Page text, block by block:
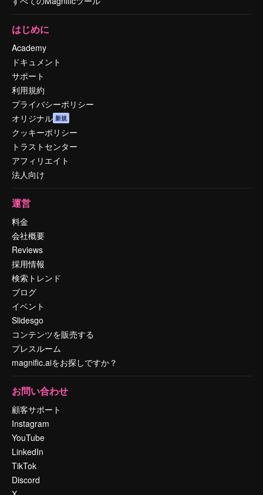
はじめに
Academy
ドキュメント
サポート
利用規約
プライバシーポリシー
オリジナル 新規
クッキーポリシー
トラストセンター
アフィリエイト
法人向け
運営
料金
会社概要
Reviews
採用情報
検索トレンド
ブログ
イベント
Slidesgo
コンテンツを販売する
プレスルーム
magnific.aiをお探しですか？
お問い合わせ
顧客サポート
Instagram
YouTube
LinkedIn
TikTok
Discord